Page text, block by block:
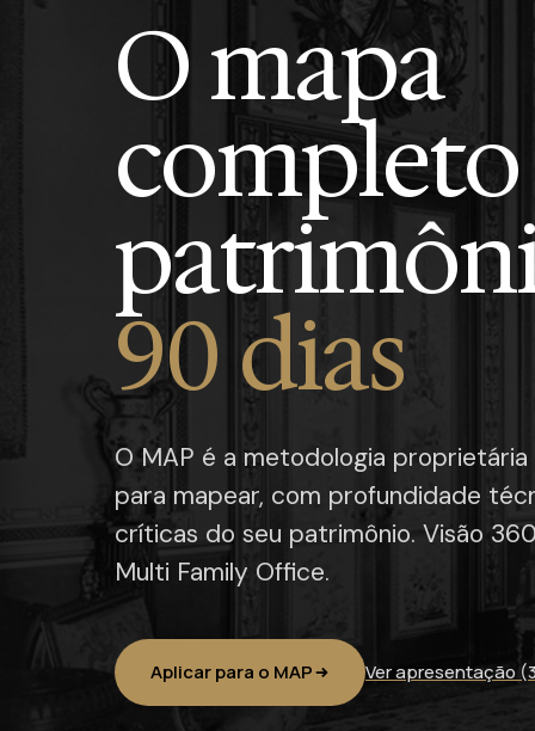
O mapa
completo
90 dias
O MAP é a metodologia
para mapear, com profundidade
críticas do seu patrimônio. Visão
Multi Family Office.
Aplicar para o MAP Ver apresentação